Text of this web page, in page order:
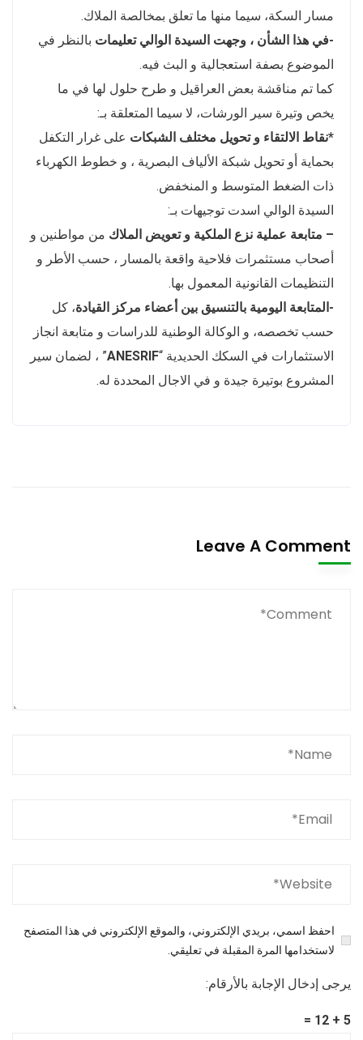
مسار السكة، سيما منها ما تعلق بمخالصة الملاك.
-في هذا الشأن ، وجهت السيدة الوالي تعليمات بالنظر في
الموضوع بصفة استعجالية و البث فيه.
كما تم مناقشة بعض العراقيل و طرح حلول لها في ما
يخص وتيرة سير الورشات، لا سيما المتعلقة بـ:
*نقاط الالتقاء و تحويل مختلف الشبكات على غرار التكفل
بحماية أو تحويل شبكة الألياف البصرية ، و خطوط الكهرباء
ذات الضغط المتوسط و المنخفض.
السيدة الوالي اسدت توجيهات بـ:
– متابعة عملية نزع الملكية و تعويض الملاك من مواطنين و
أصحاب مستثمرات فلاحية واقعة بالمسار ، حسب الأطر و
التنظيمات القانونية المعمول بها.
-المتابعة اليومية بالتنسيق بين أعضاء مركز القيادة، كل
حسب تخصصه، و الوكالة الوطنية للدراسات و متابعة انجاز
الاستثمارات في السكك الحديدية “ANESRIF” ، لضمان سير
المشروع بوتيرة جيدة و في الاجال المحددة له.
Leave A Comment
احفظ اسمي، بريدي الإلكتروني، والموقع الإلكتروني في هذا المتصفح
لاستخدامها المرة المقبلة في تعليقي.
يرجى إدخال الإجابة بالأرقام:
5 + 12 =